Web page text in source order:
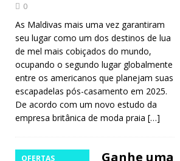
2026 ]
Canareef
enters
Tripadvisor’
s global Best
0
As Maldivas mais uma vez garantiram
seu lugar como um dos destinos de lua
de mel mais cobiçados do mundo,
ocupando o segundo lugar globalmente
entre os americanos que planejam suas
escapadelas pós-casamento em 2025.
De acordo com um novo estudo da
empresa britânica de moda praia […]
OFERTAS
Ganhe uma